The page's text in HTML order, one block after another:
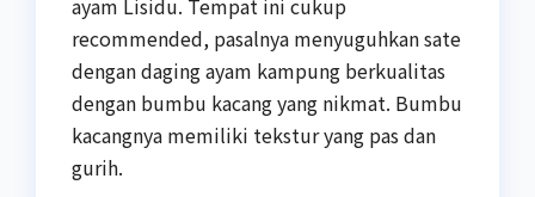
recommended, pasalnya menyuguhkan sate
dengan daging ayam kampung berkualitas
dengan bumbu kacang yang nikmat. Bumbu
kacangnya memiliki tekstur yang pas dan
gurih.